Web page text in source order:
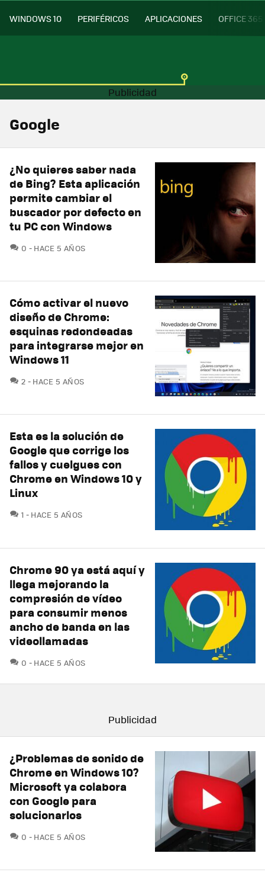
WINDOWS 10 PERIFÉRICOS APLICACIONES OFFICE 365
Google
¿No quieres saber nada
de Bing? Esta aplicación
permite cambiar el
buscador por defecto en
tu PC con Windows
0 COMENTARIOS
HACE 5 AÑOS
Cómo activar el nuevo
diseño de Chrome:
esquinas redondeadas
para integrarse mejor en
Windows 11
2 COMENTARIOS
HACE 5 AÑOS
Esta es la solución de
Google que corrige los
fallos y cuelgues con
Chrome en Windows 10 y
Linux
1 COMENTARIOS
HACE 5 AÑOS
Chrome 90 ya está aquí y
llega mejorando la
compresión de vídeo
para consumir menos
ancho de banda en las
videollamadas
0 COMENTARIOS
HACE 5 AÑOS
¿Problemas de sonido de
Chrome en Windows 10?
Microsoft ya colabora
con Google para
solucionarlos
0 COMENTARIOS
HACE 5 AÑOS